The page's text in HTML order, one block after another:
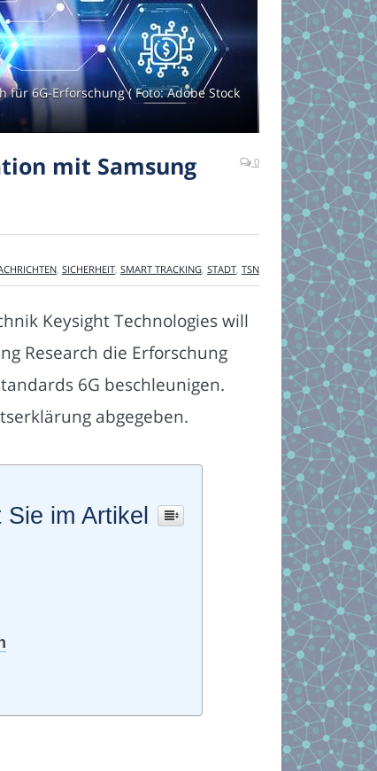
für 6G-Erforschung ( Foto: Adobe Stock
mit Samsung
0
, SICHERHEIT, SMART TRACKING, STADT, TSN
Keysight Technologies will
Research die Erforschung
6G beschleunigen.
abgegeben.
im Artikel